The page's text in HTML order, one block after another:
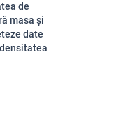
de
masa și
date